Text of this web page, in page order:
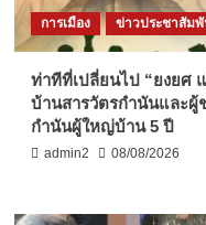
การเมือง ข่าวประชาสัม
ท่าทีที่เปลี่ยนไป “ยงยศ
บ้านสารวัตรกำนันและผู้
กำนันผู้ใหญ่บ้าน 5 ปี
admin2 08/08/2026